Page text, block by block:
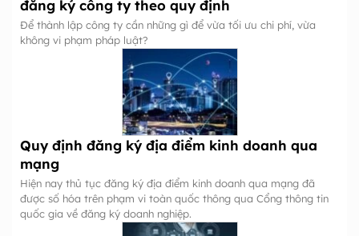
đăng ký công ty theo quy định
Để thành lập công ty cần những gì để vừa tối ưu chi phí, vừa
không vi phạm pháp luật?
Quy định đăng ký địa điểm kinh doanh qua
mạng
Hiện nay thủ tục đăng ký địa điểm kinh doanh qua mạng đã
được số hóa trên phạm vi toàn quốc thông qua Cổng thông tin
quốc gia về đăng ký doanh nghiệp.